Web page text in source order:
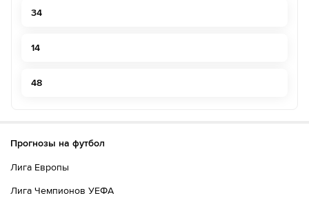
34
14
48
Прогнозы на футбол
Лига Европы
Лига Чемпионов УЕФА